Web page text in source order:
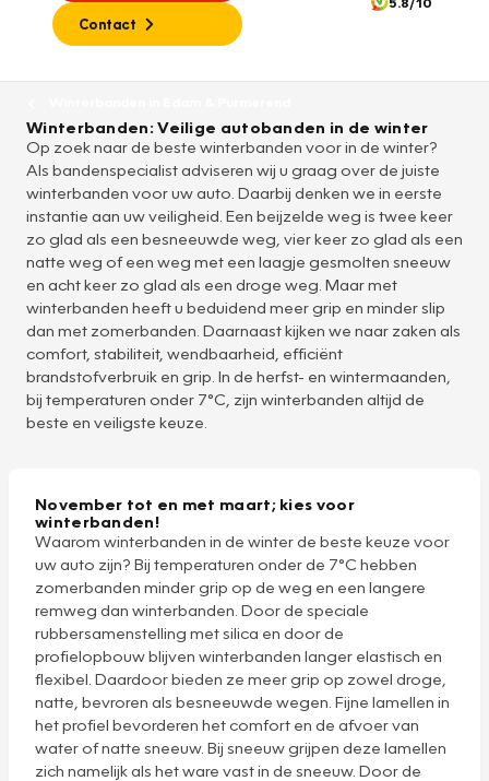
Contact
Winterbanden: Veilige autobanden in de winter
Op zoek naar de beste winterbanden voor in de winter?
Als bandenspecialist adviseren wij u graag over de juiste
winterbanden voor uw auto. Daarbij denken we in eerste
instantie aan uw veiligheid. Een beijzelde weg is twee keer
zo glad als een besneeuwde weg, vier keer zo glad als een
natte weg of een weg met een laagje gesmolten sneeuw
en acht keer zo glad als een droge weg. Maar met
winterbanden heeft u beduidend meer grip en minder slip
dan met zomerbanden. Daarnaast kijken we naar zaken als
comfort, stabiliteit, wendbaarheid, efficiënt
brandstofverbruik en grip. In de herfst- en wintermaanden,
bij temperaturen onder 7°C, zijn winterbanden altijd de
beste en veiligste keuze.
November tot en met maart; kies voor
winterbanden!
Waarom winterbanden in de winter de beste keuze voor
uw auto zijn? Bij temperaturen onder de 7°C hebben
zomerbanden minder grip op de weg en een langere
remweg dan winterbanden. Door de speciale
rubbersamenstelling met silica en door de
profielopbouw blijven winterbanden langer elastisch en
flexibel. Daardoor bieden ze meer grip op zowel droge,
natte, bevroren als besneeuwde wegen. Fijne lamellen in
het profiel bevorderen het comfort en de afvoer van
water of natte sneeuw. Bij sneeuw grijpen deze lamellen
zich namelijk als het ware vast in de sneeuw. Door de